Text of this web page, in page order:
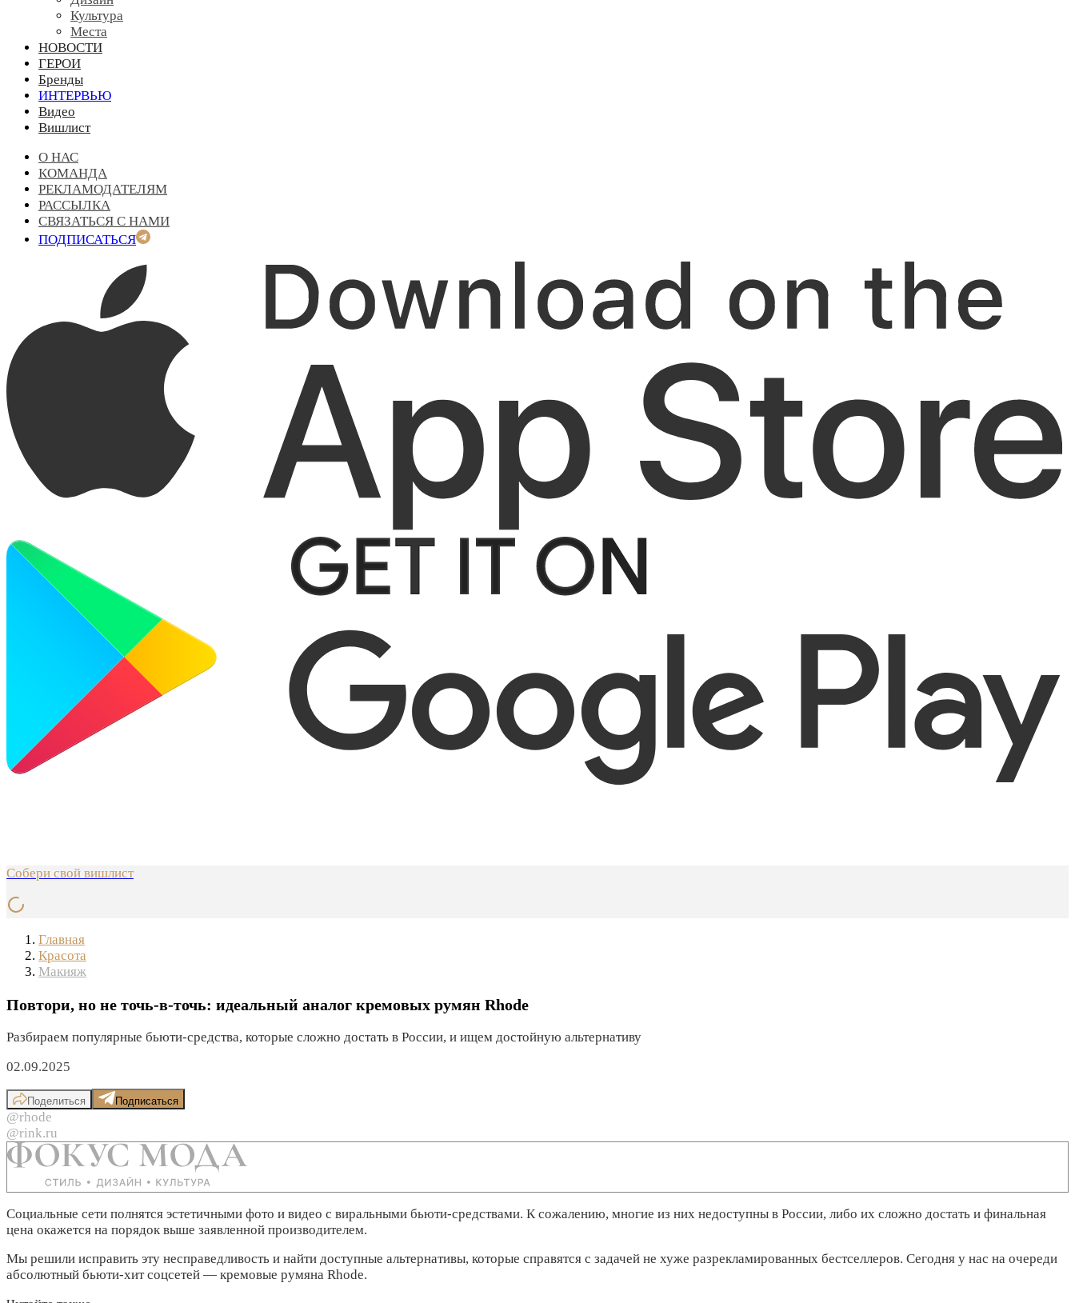
Культура
Места
НОВОСТИ
ГЕРОИ
Бренды
ИНТЕРВЬЮ
Видео
Вишлист
О НАС
КОМАНДА
РЕКЛАМОДАТЕЛЯМ
РАССЫЛКА
СВЯЗАТЬСЯ С НАМИ
ПОДПИСАТЬСЯ
Собери свой вишлист
Главная
Красота
Макияж
Повтори, но не точь-в-точь: идеальный аналог кремовых румян Rhode
Разбираем популярные бьюти-средства, которые сложно достать в России, и ищем достойную альтернативу
02.09.2025
Поделиться Подписаться
@rhode
@rink.ru
Социальные сети полнятся эстетичными фото и видео с виральными бьюти-средствами. К сожалению, многие из них недоступны в России, либо их сложно достать и финальная
цена окажется на порядок выше заявленной производителем.
Мы решили исправить эту несправедливость и найти доступные альтернативы, которые справятся с задачей не хуже разрекламированных бестселлеров. Сегодня у нас на очереди
абсолютный бьюти-хит соцсетей — кремовые румяна Rhode.